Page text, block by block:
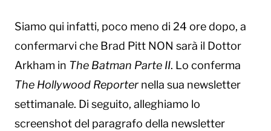
Siamo qui infatti, poco meno di 24 ore dopo, a
confermarvi che Brad Pitt NON sarà il Dottor
Arkham in The Batman Parte II. Lo conferma
The Hollywood Reporter nella sua newsletter
settimanale. Di seguito, alleghiamo lo
screenshot del paragrafo della newsletter